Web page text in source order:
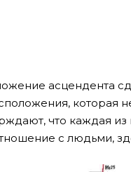
асцендента
которая
что каждая из
с людьми,